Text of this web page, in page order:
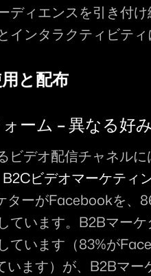
ディエンスを引き付
ンタラクティビティ
と配布
ーム – 異なる好み
デオ配信チャネルに
ビデオマーケティ
ターがFacebookを、
ています。B2Bマー
ています（83%が
ます）が、B2Bマー